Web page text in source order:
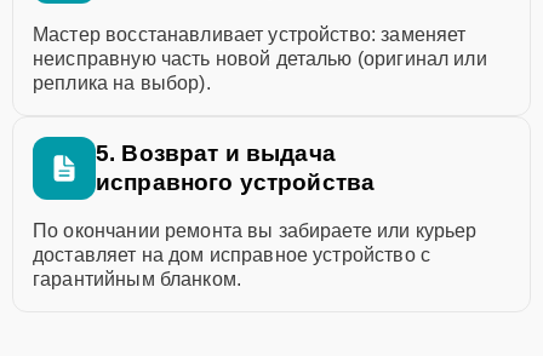
Мастер восстанавливает устройство: заменяет
неисправную часть новой деталью (оригинал или
реплика на выбор).
5. Возврат и выдача
исправного устройства
По окончании ремонта вы забираете или курьер
доставляет на дом исправное устройство с
гарантийным бланком.